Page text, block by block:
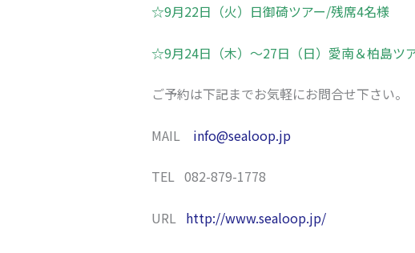
☆9月22日（火）日御碕ツアー/残席4名様
☆9月24日（木）～27日（日）愛南＆柏島ツ
ご予約は下記までお気軽にお問合せ下さい。
MAIL info@sealoop.jp
TEL 082-879-1778
URL http://www.sealoop.jp/